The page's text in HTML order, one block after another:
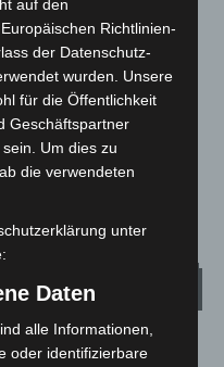
21 neue
starten beim Roten
auf den
Richtlinien-
der Datenschutz-
wurden. Unsere
für die Öffentlichkeit
Geschäftspartner
Um dies zu
die verwendeten
unter
Daten
alle Informationen,
oder identifizierbare